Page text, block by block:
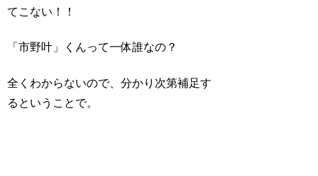
てこない！！
「市野叶」くんって一体誰なの？
全くわからないので、分かり次第補足す
るということで。